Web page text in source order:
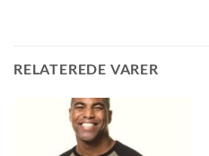
RELATEREDE VARER